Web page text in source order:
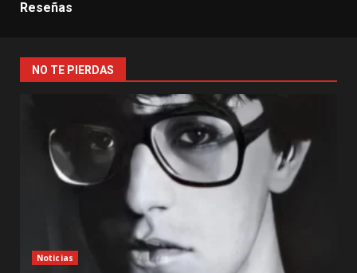
Reseñas
NO TE PIERDAS
Noticias